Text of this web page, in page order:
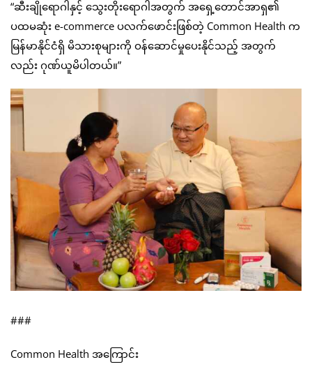
“ဆီးချိုရောဂါနှင့် သွေးတိုးရောဂါအတွက် အရှေ့တောင်အာရှ၏
ပထမဆုံး e-commerce ပလက်ဖောင်းဖြစ်တဲ့ Common Health က
မြန်မာနိုင်ငံရှိ မိသားစုများကို ဝန်ဆောင်မှုပေးနိုင်သည့် အတွက်
လည်း ဂုဏ်ယူမိပါတယ်။”
###
Common Health အကြောင်း